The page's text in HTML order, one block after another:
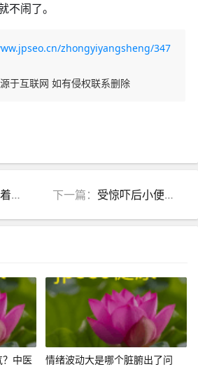
不闹了。
zhongyiyangsheng/347
于互联网 如有侵权联系删除
分清 下一篇： 受惊吓后小便失禁是恐伤肾？中医解析
中医
情绪波动大是哪个脏腑出了问